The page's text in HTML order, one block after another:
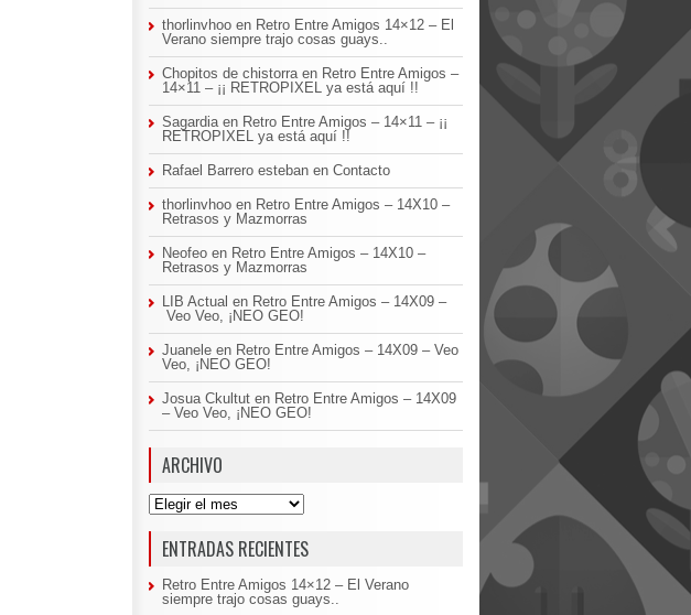
thorlinvhoo en Retro Entre Amigos 14×12 – El
Verano siempre trajo cosas guays..
Chopitos de chistorra en Retro Entre Amigos –
14×11 – ¡¡ RETROPIXEL ya está aquí !!
Sagardia en Retro Entre Amigos – 14×11 – ¡¡
RETROPIXEL ya está aquí !!
Rafael Barrero esteban en Contacto
thorlinvhoo en Retro Entre Amigos – 14X10 –
Retrasos y Mazmorras
Neofeo en Retro Entre Amigos – 14X10 –
Retrasos y Mazmorras
LIB Actual en Retro Entre Amigos – 14X09 –
Veo Veo, ¡NEO GEO!
Juanele en Retro Entre Amigos – 14X09 – Veo
Veo, ¡NEO GEO!
Josua Ckultut en Retro Entre Amigos – 14X09
– Veo Veo, ¡NEO GEO!
ARCHIVO
Archivo
ENTRADAS RECIENTES
Retro Entre Amigos 14×12 – El Verano
siempre trajo cosas guays..